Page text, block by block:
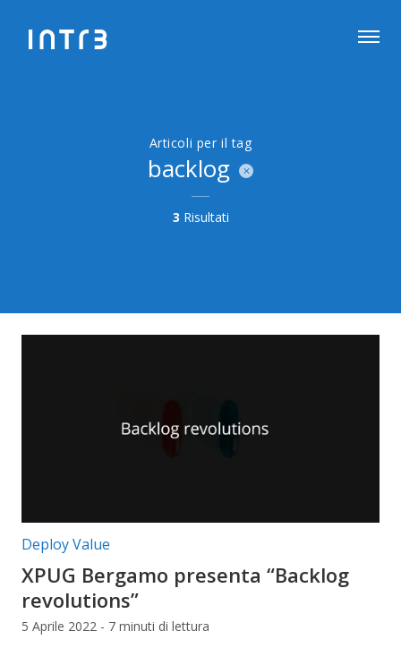
Articoli per il tag
backlog
3 Risultati
Categorie articolo:
Deploy Value
XPUG Bergamo presenta “Backlog
revolutions”
5 Aprile 2022 - 7 minuti di lettura